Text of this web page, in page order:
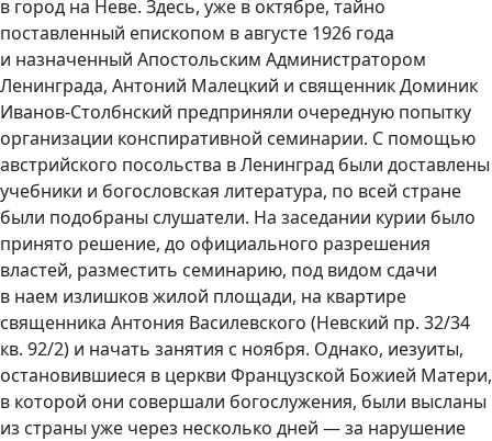
в город на Неве. Здесь, уже в октябре, тайно
поставленный епископом в августе 1926 года
и назначенный Апостольским Администратором
Ленинграда, Антоний Малецкий и священник Доминик
Иванов-Столбнский предприняли очередную попытку
организации конспиративной семинарии. С помощью
австрийского посольства в Ленинград были доставлены
учебники и богословская литература, по всей стране
были подобраны слушатели. На заседании курии было
принято решение, до официального разрешения
властей, разместить семинарию, под видом сдачи
в наем излишков жилой площади, на квартире
священника Антония Василевского (Невский пр. 32/34
кв. 92/2) и начать занятия с ноября. Однако, иезуиты,
остановившиеся в церкви Французской Божией Матери,
в которой они совершали богослужения, были высланы
из страны уже через несколько дней — за нарушение